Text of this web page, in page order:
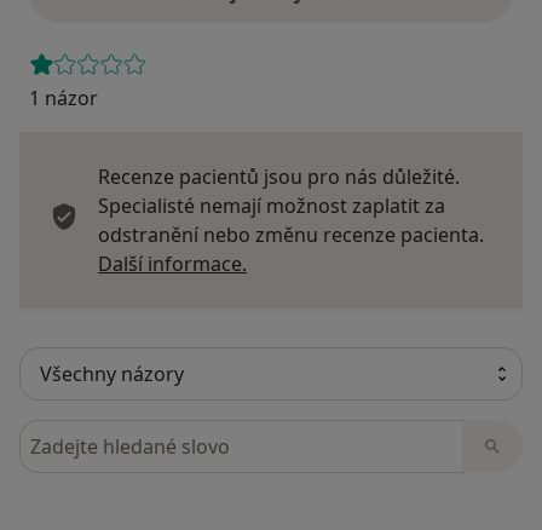
1 názor
Recenze pacientů jsou pro nás důležité.
Specialisté nemají možnost zaplatit za
odstranění nebo změnu recenze pacienta.
Další informace.
Hledejte v názorech